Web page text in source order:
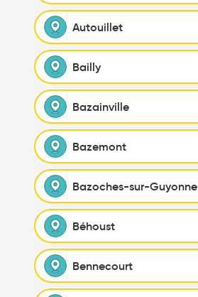
Autouillet
Bailly
Bazainville
Bazemont
Bazoches-sur-Guyonne
Béhoust
Bennecourt